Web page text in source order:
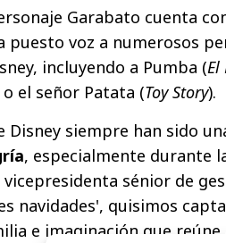
Garabato cuenta
puesto voz a numerosos
incluyendo a Pumba (El
o el señor Patata (Toy Story).
Disney siempre han sido
, especialmente durante
vicepresidenta sénior de
navidades', quisimos
e imaginación que reúne